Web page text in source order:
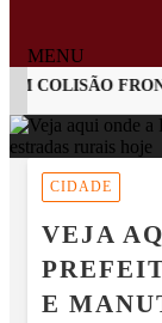
MENU
COLISÃO
EM ALTA
CIDADE
VEJA
E